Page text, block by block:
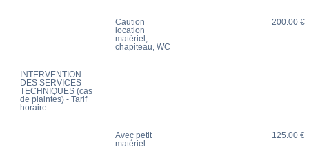
Caution
location
matériel,
chapiteau, WC
200.00 €
INTERVENTION
DES SERVICES
TECHNIQUES (cas
de plaintes) - Tarif
horaire
Avec petit
matériel
125.00 €